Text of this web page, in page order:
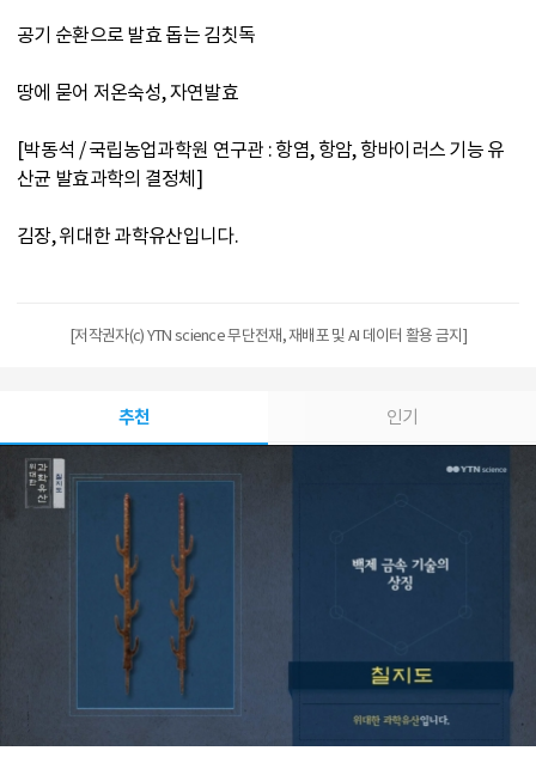
공기 순환으로 발효 돕는 김칫독
땅에 묻어 저온숙성, 자연발효
[박동석 / 국립농업과학원 연구관 : 항염, 항암, 항바이러스 기능 유
산균 발효과학의 결정체]
김장, 위대한 과학유산입니다.
[저작권자(c) YTN science 무단전재, 재배포 및 AI 데이터 활용 금지]
추천 인기